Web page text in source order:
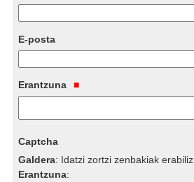
E-posta
Erantzuna
Captcha
Galdera: Idatzi zortzi zenbakiak erabiliz
Erantzuna: